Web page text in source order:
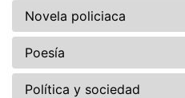
Novela policiaca
Poesía
Política y sociedad